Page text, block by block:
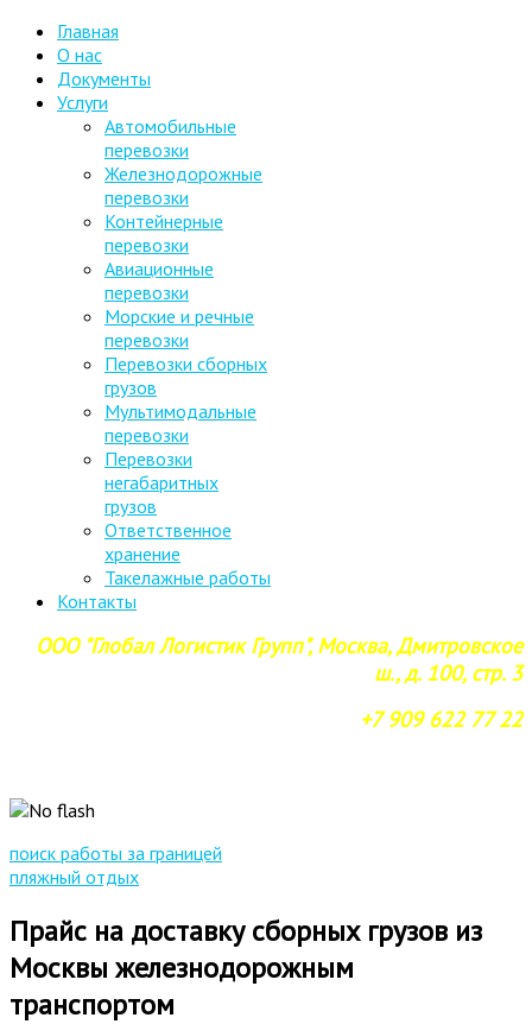
Главная
О нас
Документы
Услуги
Автомобильные
перевозки
Железнодорожные
перевозки
Контейнерные
перевозки
Авиационные
перевозки
Морские и речные
перевозки
Перевозки сборных
грузов
Мультимодальные
перевозки
Перевозки
негабаритных
грузов
Ответственное
хранение
Такелажные работы
Контакты
ООО "Глобал Логистик Групп", Москва, Дмитровское
ш., д. 100, стр. 3
+7 909 622 77 22
поиск работы за границей
пляжный отдых
Прайс на доставку сборных грузов из
Москвы железнодорожным
транспортом